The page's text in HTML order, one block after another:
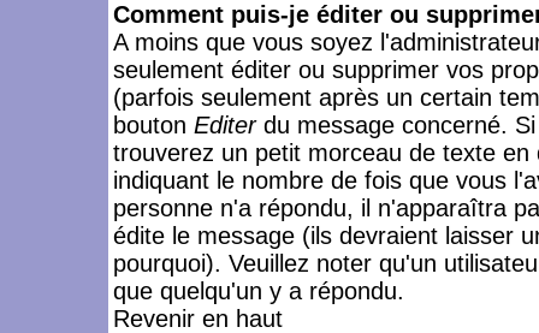
Comment puis-je éditer ou
A moins que vous soyez
seulement éditer ou supprimer vos
(parfois seulement après un certain
bouton Editerdu message concerné.
trouverez un petit morceau de texte
indiquant le nombre de fois que vous
personne n'a répondu, il n'apparaîtra
édite le message (ils devraient laisser
pourquoi). Veuillez noter qu'un
que quelqu'un y a répondu.
Revenir en haut